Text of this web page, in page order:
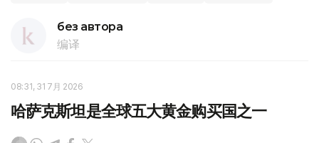
без автора
编译
08:31, 31 7月 2026
哈萨克斯坦是全球五大黄金购买国之一